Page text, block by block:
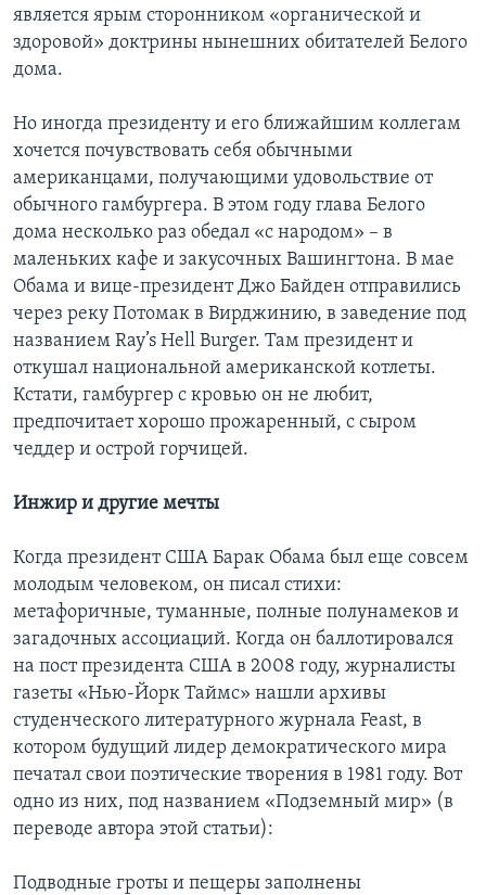
является ярым сторонником «органической и
здоровой» доктрины нынешних обитателей Белого
дома.
Но иногда президенту и его ближайшим коллегам
хочется почувствовать себя обычными
американцами, получающими удовольствие от
обычного гамбургера. В этом году глава Белого
дома несколько раз обедал «с народом» – в
маленьких кафе и закусочных Вашингтона. В мае
Обама и вице-президент Джо Байден отправились
через реку Потомак в Вирджинию, в заведение под
названием Ray’s Hell Burger. Там президент и
откушал национальной американской котлеты.
Кстати, гамбургер с кровью он не любит,
предпочитает хорошо прожаренный, с сыром
чеддер и острой горчицей.
Инжир и другие мечты
Когда президент США Барак Обама был еще совсем
молодым человеком, он писал стихи:
метафоричные, туманные, полные полунамеков и
загадочных ассоциаций. Когда он баллотировался
на пост президента США в 2008 году, журналисты
газеты «Нью-Йорк Таймс» нашли архивы
студенческого литературного журнала Feast, в
котором будущий лидер демократического мира
печатал свои поэтические творения в 1981 году. Вот
одно из них, под названием «Подземный мир» (в
переводе автора этой статьи):
Подводные гроты и пещеры заполнены